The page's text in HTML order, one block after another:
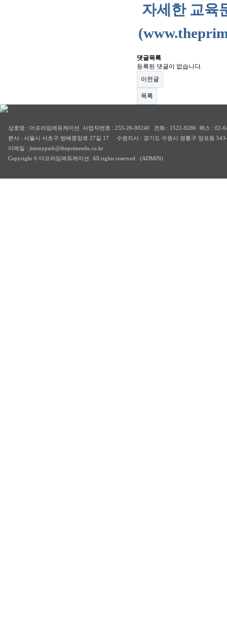
자세한 교육
(
댓글목록
등록된 댓글이 없습니다.
이전글
목록
상호명 : 더프라임에듀케이션 사업자번호 : 255-26-00240 전화 : 1522-9286 팩스 : 02-
본사 : 서울시 서초구 방배중앙로 27길 17 수원지사 : 경기도 수원시 영통구 망포동
이메일 : jimmypark@theprimeedu.co.kr
Copyright © 더프라임에듀케이션. All rights reserved. (ADMIN)